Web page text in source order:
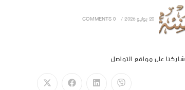
20 يوليو 2026 /
0 COMMENTS
شاركنا على مواقع التواصل